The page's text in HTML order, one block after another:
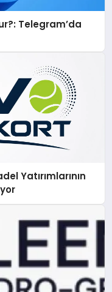
Telegram’da
Yatırımlarının